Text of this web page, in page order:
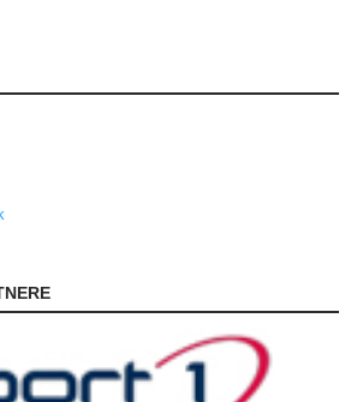
EVENTOR